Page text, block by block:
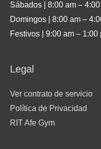
Sábados | 8:00 am –
Domingos | 8:00 am –
Festivos | 9:00 am – 1:00
Legal
Ver contrato de servicio
Política de Privacidad
RIT Afe Gym